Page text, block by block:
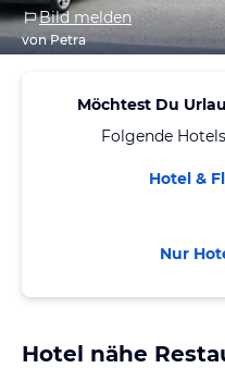
Bild melden
von Petra
Möchtest Du
Folgende
Hotel &
Nur
Hotel nähe